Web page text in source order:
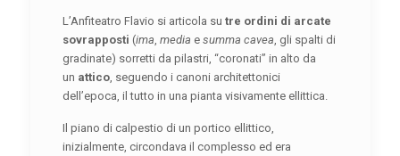
L’Anfiteatro Flavio si articola su tre ordini di arcate
sovrapposti (ima, media e summa cavea, gli spalti di
gradinate) sorretti da pilastri, “coronati” in alto da
un attico, seguendo i canoni architettonici
dell’epoca, il tutto in una pianta visivamente ellittica.
Il piano di calpestio di un portico ellittico,
inizialmente, circondava il complesso ed era